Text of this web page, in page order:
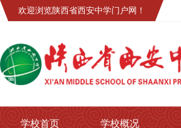
欢迎浏览陕西省西安中学门户网！
学校首页 学校概况